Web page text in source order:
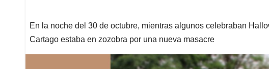
En la noche del 30 de octubre, mientras algunos celebraban
Cartago estaba en zozobra por una nueva masacre